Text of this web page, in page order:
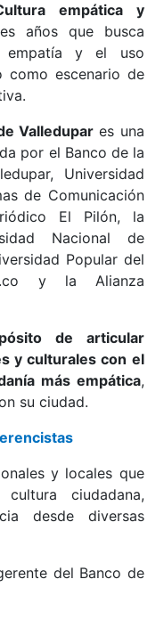
empática y
años que busca
empatía y el uso
como escenario de
Valledupar es una
por el Banco de la
Universidad
de Comunicación
El Pilón, la
Nacional de
Popular del
y la Alianza
de articular
y culturales con el
más empática,
su ciudad.
y locales que
ciudadana,
desde diversas
del Banco de